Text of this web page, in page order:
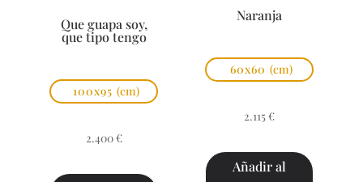
Que guapa soy,
que tipo tengo
100x95 (cm)
2.400 €
Naranja
60x60 (cm)
2.115 €
Añadir al